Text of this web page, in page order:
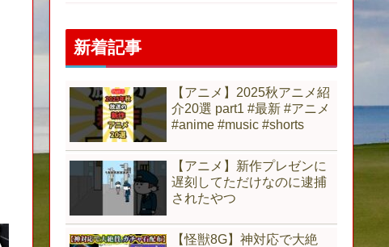
新着記事
【アニメ】2025秋アニメ紹
介20選 part1 #最新 #アニメ
#anime #music #shorts
【アニメ】新作プレゼンに
遅刻してただけなのに逮捕
されたやつ
【怪獣8G】神対応で大絶